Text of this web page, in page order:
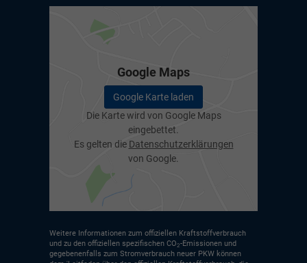
Google Maps
Google Karte laden
Die Karte wird von Google Maps
eingebettet.
Es gelten die Datenschutzerklärungen
von Google.
Weitere Informationen zum offiziellen Kraftstoffverbrauch
und zu den offiziellen spezifischen CO2-Emissionen und
gegebenenfalls zum Stromverbrauch neuer PKW können